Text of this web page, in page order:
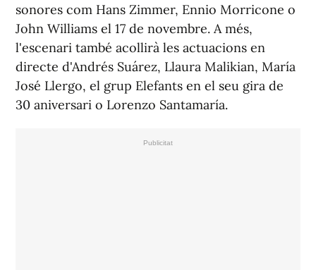
sonores com Hans Zimmer, Ennio Morricone o
John Williams el 17 de novembre. A més,
l'escenari també acollirà les actuacions en
directe d'Andrés Suárez, Llaura Malikian, María
José Llergo, el grup Elefants en el seu gira de
30 aniversari o Lorenzo Santamaría.